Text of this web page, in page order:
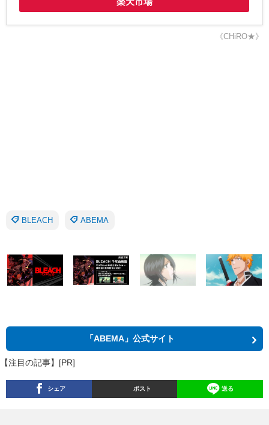
《CHiRO★》
BLEACH ABEMA
「ABEMA」公式サイト
【注目の記事】[PR]
シェア ポスト 送る